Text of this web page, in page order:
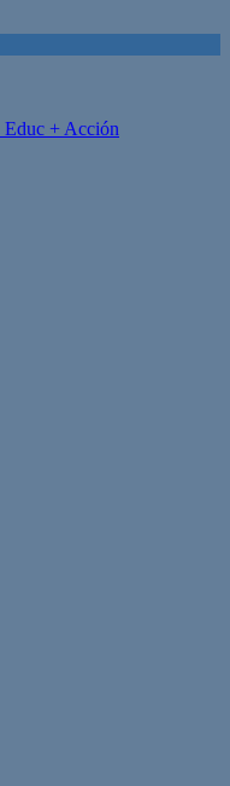
Educ + Acción